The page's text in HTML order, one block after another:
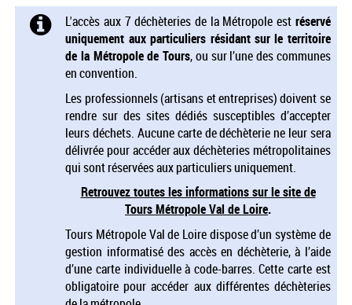
L'accès aux 7 déchèteries de la Métropole est réservé
uniquement aux particuliers résidant sur le territoire
de la Métropole de Tours, ou sur l’une des communes
en convention.
Les professionnels (artisans et entreprises) doivent se
rendre sur des sites dédiés susceptibles d’accepter
leurs déchets. Aucune carte de déchèterie ne leur sera
délivrée pour accéder aux déchèteries métropolitaines
qui sont réservées aux particuliers uniquement.
Retrouvez toutes les informations sur le site de
Tours Métropole Val de Loire.
Tours Métropole Val de Loire dispose d’un système de
gestion informatisé des accès en déchèterie, à l’aide
d’une carte individuelle à code-barres. Cette carte est
obligatoire pour accéder aux différentes déchèteries